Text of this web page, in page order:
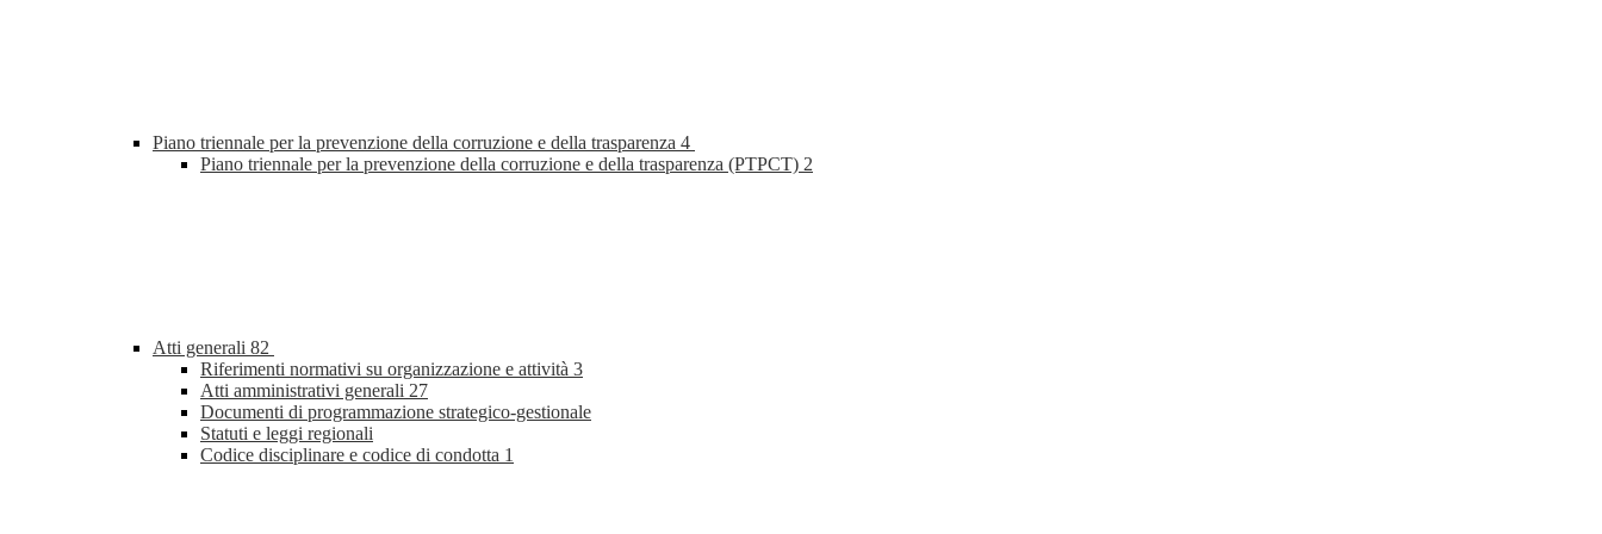
Piano triennale per la prevenzione della corruzione e della trasparenza 4
Piano triennale per la prevenzione della corruzione e della trasparenza (PTPCT) 2
Atti generali 82
Riferimenti normativi su organizzazione e attività 3
Atti amministrativi generali 27
Documenti di programmazione strategico-gestionale
Statuti e leggi regionali
Codice disciplinare e codice di condotta 1